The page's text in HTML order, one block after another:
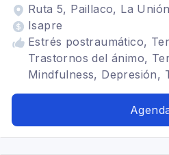
Ruta 5, Paillaco, La
Isapre
Estrés postraumático,
Trastornos del ánimo,
Mindfulness, Depresión,